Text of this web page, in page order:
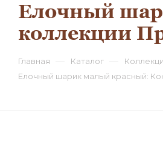
Елочный
коллекции
Главная — Каталог —
Елочный шарик малый красный: